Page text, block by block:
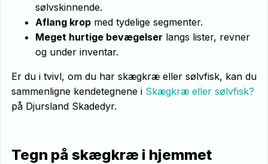
sølvskinnende.
Aflang krop med tydelige segmenter.
Meget hurtige bevægelser langs lister, revner
og under inventar.
Er du i tvivl, om du har skægkræ eller sølvfisk, kan du
sammenligne kendetegnene i Skægkræ eller sølvfisk?
på Djursland Skadedyr.
Tegn på skægkræ i hjemmet